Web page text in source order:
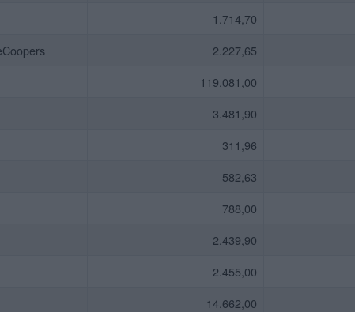
1.714,70
2.227,65
119.081,00
3.481,90
311,96
582,63
788,00
2.439,90
2.455,00
14.662,00